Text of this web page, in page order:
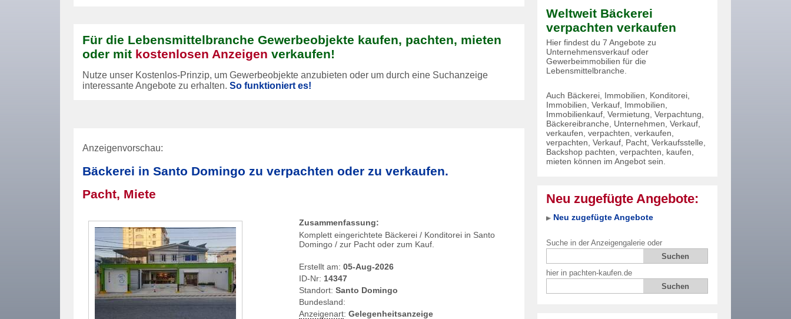
Weltweit Bäckerei
verpachten verkaufen
Hier findest du 7 Angebote zu
Unternehmensverkauf oder
Gewerbeimmobilien für die
Lebensmittelbranche.
Auch Bäckerei, Immobilien, Konditorei,
Immobilien, Verkauf, Immobilien,
Immobilienkauf, Vermietung, Verpachtung,
Bäckereibranche, Unternehmen, Verkauf,
verkaufen, verpachten, verkaufen,
verpachten, Verkauf, Pacht, Verkaufsstelle,
Backshop pachten, verpachten, kaufen,
mieten können im Angebot sein.
Neu zugefügte Angebote:
Neu zugefügte Angebote
Suche in der Anzeigengalerie oder
hier in pachten-kaufen.de
Für die Lebensmittelbranche Gewerbeobjekte kaufen, pachten, mieten
oder mit kostenlosen Anzeigen verkaufen!
Nutze unser Kostenlos-Prinzip, um Gewerbeobjekte anzubieten oder um durch eine Suchanzeige
interessante Angebote zu erhalten. So funktioniert es!
Anzeigenvorschau:
Bäckerei in Santo Domingo zu verpachten oder zu verkaufen.
Pacht, Miete
Zusammenfassung:
Komplett eingerichtete Bäckerei / Konditorei in Santo
Domingo / zur Pacht oder zum Kauf.
Erstellt am: 05-Aug-2026
ID-Nr: 14347
Standort: Santo Domingo
Bundesland:
Anzeigenart: Gelegenheitsanzeige